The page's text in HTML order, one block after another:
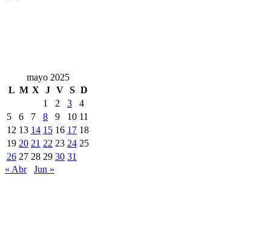
mayo 2025
L M X J V S D
1
2 3
4
5
6 7 8 9 10 11
12 13 14 15 16 17 18
19 20 21 22 23 24 25
26 27 28 29 30 31
« Abr
Jun »